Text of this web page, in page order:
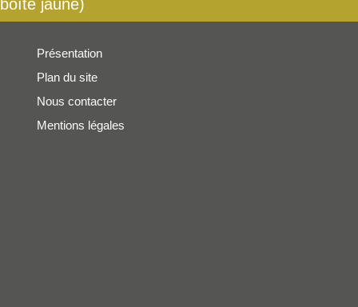
jaune)
Présentation
Plan du site
Nous contacter
Mentions légales